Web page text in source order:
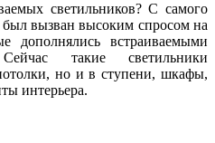
светильников? С самого
вызван высоким спросом на
дополнялись встраиваемыми
такие светильники
но и в ступени, шкафы,
интерьера.